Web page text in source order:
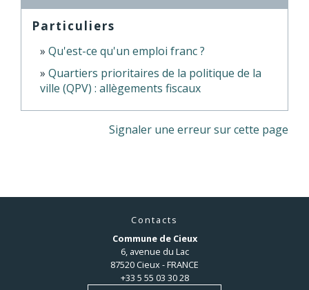
Particuliers
Qu'est-ce qu'un emploi franc ?
Quartiers prioritaires de la politique de la
ville (QPV) : allègements fiscaux
Signaler une erreur sur cette page
Contacts
Commune de Cieux
6, avenue du Lac
87520 Cieux - FRANCE
+33 5 55 03 30 28